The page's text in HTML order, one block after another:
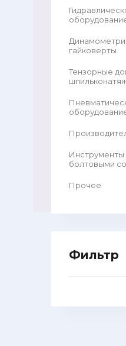
гайковерты
Тензорные
Инструменты
болтовыми
Прочее
Фильтр